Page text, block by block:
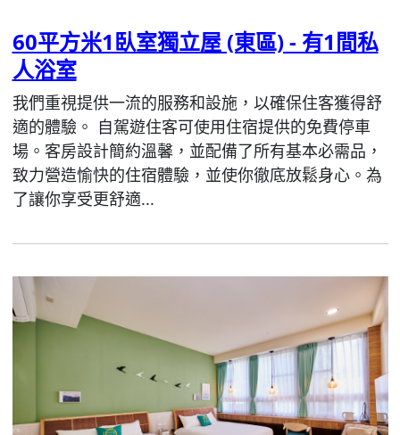
60平方米1臥室獨立屋 (東區) - 有1間私
人浴室
我們重視提供一流的服務和設施，以確保住客獲得舒
適的體驗。 自駕遊住客可使用住宿提供的免費停車
場。客房設計簡約溫馨，並配備了所有基本必需品，
致力營造愉快的住宿體驗，並使你徹底放鬆身心。為
了讓你享受更舒適...